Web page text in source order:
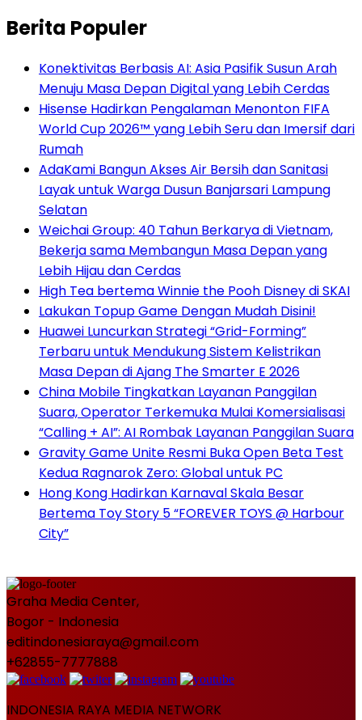
Berita Populer
Konektivitas Berbasis AI: Asia Pasifik Susun Arah
Menuju Masa Depan Digital yang Lebih Cerdas
Hisense Hadirkan Pengalaman Menonton FIFA
World Cup 2026™ yang Lebih Seru dan Imersif dari
Rumah
AdaKami Bangun Akses Air Bersih dan Sanitasi
Layak untuk Warga Dusun Banjarsari Lampung
Selatan
Weichai Group: 40 Tahun Berkarya di Vietnam,
Bekerja sama Membangun Masa Depan yang
Lebih Hijau dan Cerdas
High Tea bertema Winnie the Pooh Disney di SKAI
Lakukan Topup Game Dengan Mudah Disini!
Huawei Luncurkan Strategi “Grid-Forming”
Terbaru untuk Mendukung Sistem Kelistrikan
Masa Depan di Ajang The Smarter E 2026
China Mobile Tingkatkan Layanan Panggilan
Suara, Operator Terkemuka Mulai Komersialisasi
“Calling + AI”: AI Rombak Layanan Panggilan Suara
Gravity Game Unite Resmi Buka Open Beta Test
Kedua Ragnarok Zero: Global untuk PC
Hong Kong Hadirkan Karnaval Skala Besar
Bertema Toy Story 5 “FOREVER TOYS @ Harbour
City”
Graha Media Center,
Bogor - Indonesia
editindonesiaraya@gmail.com
+62855-7777888
INDONESIA RAYA MEDIA NETWORK